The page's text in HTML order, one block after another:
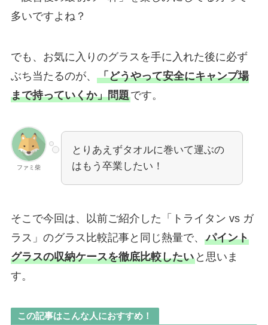
多いですよね？
でも、お気に入りのグラスを手に入れた後に必ず
ぶち当たるのが、 「どうやって安全にキャンプ場
まで持っていくか」問題です。
ファミ柴
とりあえずタオルに巻いて運ぶの
はもう卒業したい！
そこで今回は、以前ご紹介した「トライタン vs ガ
ラス」のグラス比較記事と同じ熱量で、 パイント
グラスの収納ケースを徹底比較したいと思いま
す。
この記事はこんな人におすすめ！